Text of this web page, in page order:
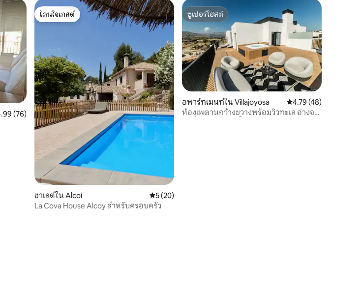
นนเฉลี่ย 4.99 จาก 5, 76 รีวิว
(76)
โดนใจเกสต์
โดนใจเกสต์
ชาเลต์ใน Alcoi คะแนนเฉลี่ย 5 จาก 5, 20 รีวิว
5 (20)
La Cova House Alcoy สำหรับครอบครัว
ซูเปอร์โฮสต์
ซูเปอร์โฮสต์
อพาร์ทเมนท์ใน Villajoyosa คะแนนเฉลี่ย 4.79 จาก
4.79 (48)
ห้องเพดานกว้างขวางพร้อมวิวทะเล อ่างจา